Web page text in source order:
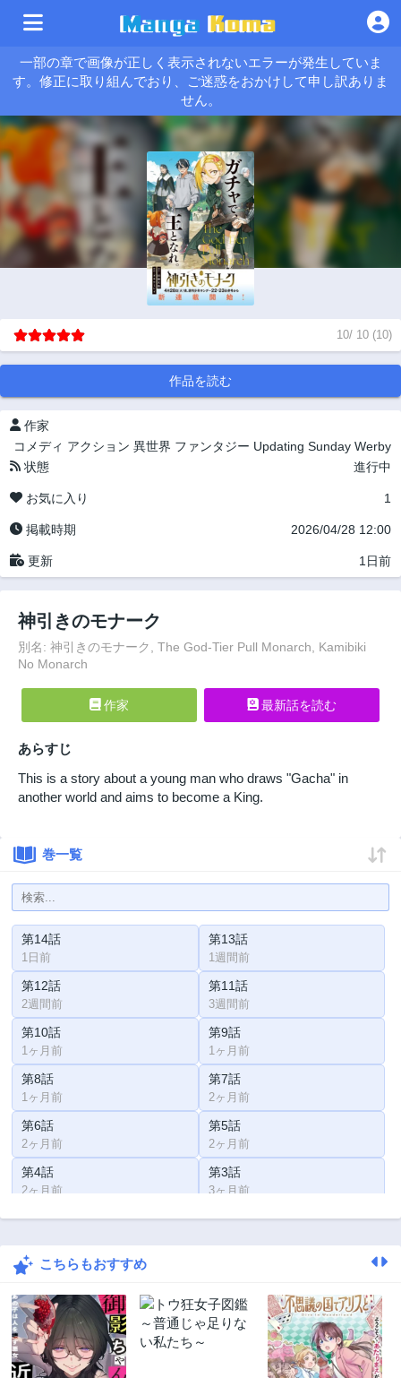
一部の章で画像が正しく表示されないエラーが発生していま
す。修正に取り組んでおり、ご迷惑をおかけして申し訳ありま
せん。
10/ 10 (10)
作品を読む
作家
コメディ アクション 異世界 ファンタジー Updating Sunday Werby
状態
進行中
お気に入り 1
掲載時期 2026/04/28 12:00
更新 1日前
神引きのモナーク
別名: 神引きのモナーク, The God-Tier Pull Monarch, Kamibiki
No Monarch
作家 最新話を読む
あらすじ
This is a story about a young man who draws "Gacha" in
another world and aims to become a King.
巻一覧
第14話
1日前
第13話
1週間前
第12話
2週間前
第11話
3週間前
第10話
1ヶ月前
第9話
1ヶ月前
第8話
1ヶ月前
第7話
2ヶ月前
第6話
2ヶ月前
第5話
2ヶ月前
第4話
2ヶ月前
第3話
3ヶ月前
第2話 第1話
こちらもおすすめ